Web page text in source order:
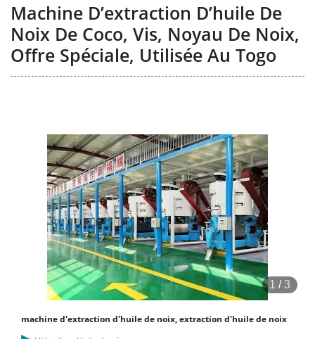
Machine D’extraction D’huile De
Noix De Coco, Vis, Noyau De Noix,
Offre Spéciale, Utilisée Au Togo
1 /3
machine d'extraction d'huile de noix, extraction d'huile de noix